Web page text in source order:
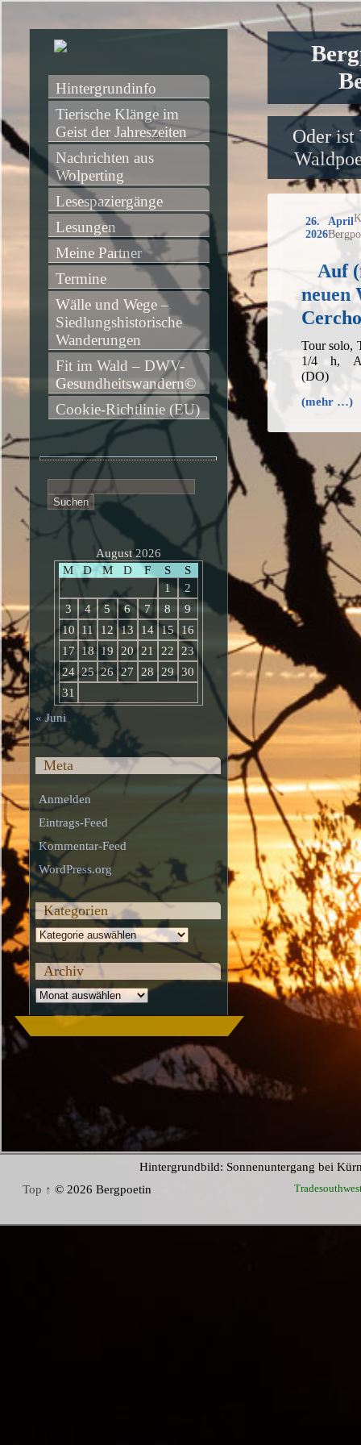
Oder ist
26. April
2026
Auf
neuen
Tour solo,
1/4 h,
(DO)
(mehr …)
Hintergrundinfo
Tierische Klänge im
Geist der Jahreszeiten
Nachrichten aus
Wolperting
Lesespaziergänge
Lesungen
Meine Partner
Termine
Wälle und Wege –
Siedlungshistorische
Wanderungen
Fit im Wald – DWV-
Gesundheitswandern©
Cookie-Richtlinie (EU)
nach:
August 2026
M
D M D F S
S
1
2
3
4 5 6 7 8
9
10
11 12 13 14 15
16
17
18 19 20 21 22
23
24 25 26 27 28 29
30
31
« Juni
Meta
Anmelden
Eintrags-Feed
Kommentar-Feed
WordPress.org
Kategorien
Kategorien
Archiv
Archiv
Hintergrundbild: Sonnenuntergang bei
Top ↑ © 2026 Bergpoetin